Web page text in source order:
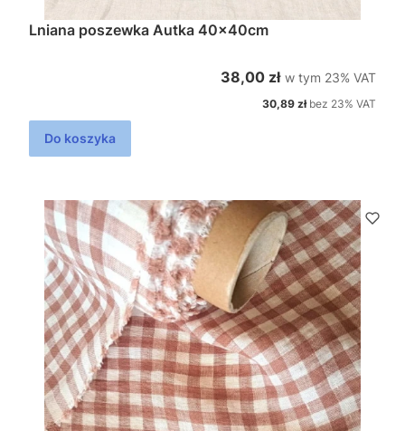
Lniana poszewka Autka 40x40cm
Cena brutto
38,00 zł w tym %s VAT
w tym 23% VAT
Cena netto
30,89 zł bez 23% VAT
Do koszyka